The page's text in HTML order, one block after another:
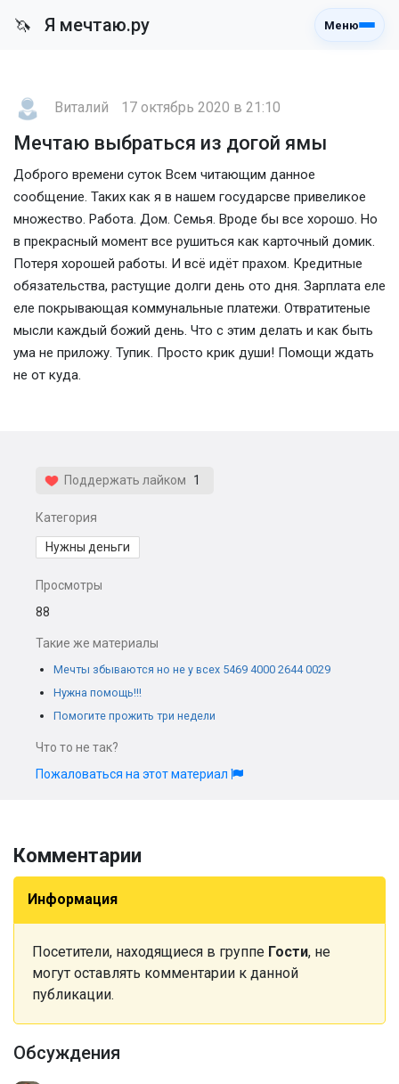
🦄 Я мечтаю.ру Меню
Виталий 17 октябрь 2020 в 21:10
Мечтаю выбраться из догой ямы
Доброго времени суток Всем читающим данное
сообщение. Таких как я в нашем государсве привеликое
множество. Работа. Дом. Семья. Вроде бы все хорошо. Но
в прекрасный момент все рушиться как карточный домик.
Потеря хорошей работы. И всё идёт прахом. Кредитные
обязательства, растущие долги день ото дня. Зарплата еле
еле покрывающая коммунальные платежи. Отвратитеные
мысли каждый божий день. Что с этим делать и как быть
ума не приложу. Тупик. Просто крик души! Помощи ждать
не от куда.
Поддержать лайком 1
Категория
Нужны деньги
Просмотры
88
Такие же материалы
Мечты збываются но не у всех 5469 4000 2644 0029
Нужна помощь!!!
Помогите прожить три недели
Что то не так?
Пожаловаться на этот материал
Комментарии
Информация
Посетители, находящиеся в группе Гости, не
могут оставлять комментарии к данной
публикации.
Обсуждения